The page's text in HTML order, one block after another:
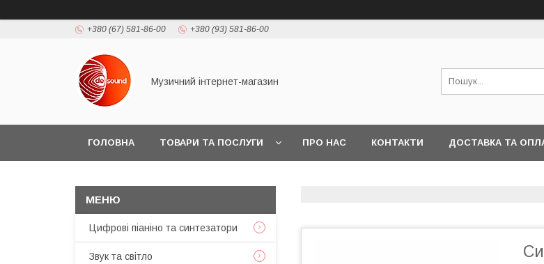
+380 (67) 581-86-00 +380 (93) 581-86-00
Музичний інтернет-магазин
ГОЛОВНА ТОВАРИ ТА ПОСЛУГИ ПРО НАС КОНТАКТИ ДОСТАВКА ТА
Цифрові піаніно та синтезатори
Звук та світло